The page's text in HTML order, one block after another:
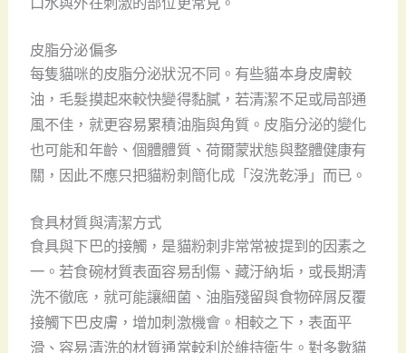
皮脂分泌偏多
每隻貓咪的皮脂分泌狀況不同。有些貓本身皮膚較
油，毛髮摸起來較快變得黏膩，若清潔不足或局部通
風不佳，就更容易累積油脂與角質。皮脂分泌的變化
也可能和年齡、個體體質、荷爾蒙狀態與整體健康有
關，因此不應只把貓粉刺簡化成「沒洗乾淨」而已。
食具材質與清潔方式
食具與下巴的接觸，是貓粉刺非常常被提到的因素之
一。若食碗材質表面容易刮傷、藏汙納垢，或長期清
洗不徹底，就可能讓細菌、油脂殘留與食物碎屑反覆
接觸下巴皮膚，增加刺激機會。相較之下，表面平
滑、容易清洗的材質通常較利於維持衛生。對多數貓